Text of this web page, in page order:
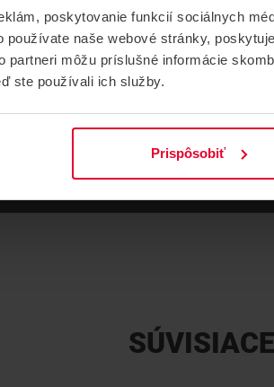
poskytovanie funkcií sociálnych
používate naše webové stránky,
partneri môžu príslušné informácie
ste používali ich služby.
Prispôsobiť
Adapter 12 V DC en CE
SÚVISIACE